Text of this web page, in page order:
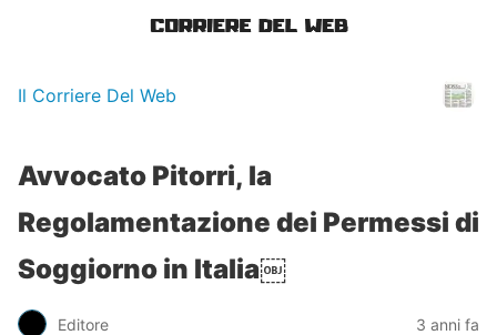
Il Corriere Del Web
Avvocato Pitorri, la
Regolamentazione dei Permessi di
Soggiorno in Italia￼
Editore 3 anni fa